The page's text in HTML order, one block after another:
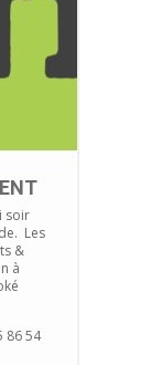
soir
Les
&
à
86 54